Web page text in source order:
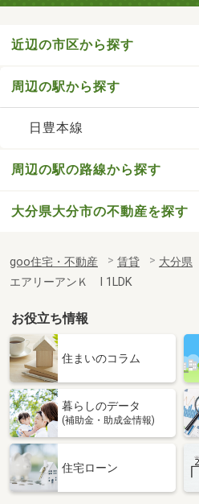
近辺の市区から探す
周辺の駅から探す
日豊本線
周辺の駅の路線から探す
大分県大分市の不動産を探す
goo住宅・不動産 賃貸 大分県
エアリーアンＫ Ⅰ 1LDK
お役立ち情報
住まいのコラム
暮らしのデータ
(補助金・助成金情報)
住宅ローン